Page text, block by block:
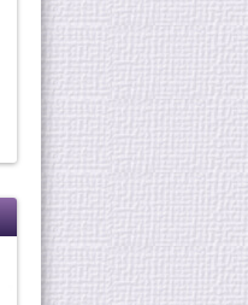
Bin für euch da ob kurze oder
intensive Fragen.